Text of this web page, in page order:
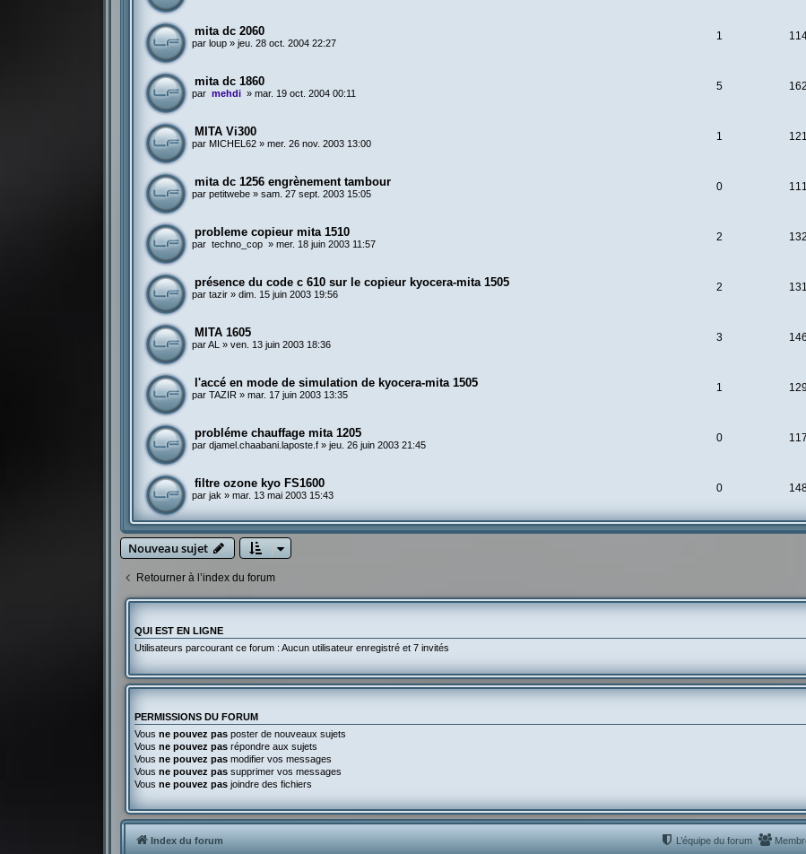
mita dc 2060
par loup »jeu. 28 oct. 2004 22:27
1
mita dc 1860
par mehdi »mar. 19 oct. 2004 00:11
5
MITA Vi300
par MICHEL62 »mer. 26 nov. 2003 13:00
1
mita dc 1256 engrènement tambour
parpetitwebe »sam. 27 sept. 2003 15:05
0
probleme copieur mita 1510
par techno_cop »mer. 18 juin 2003 11:57
2
présence du code c 610 sur le copieur kyocera-mita 1505
partazir »dim. 15 juin 2003 19:56
2
MITA 1605
parAL »ven. 13 juin 2003 18:36
3
l'accé en mode de simulation de kyocera-mita 1505
parTAZIR »mar. 17 juin 2003 13:35
1
probléme chauffage mita 1205
pardjamel.chaabani.laposte.f »jeu. 26 juin 2003 21:45
0
filtre ozone kyo FS1600
parjak »mar. 13 mai 2003 15:43
0
Nouveau sujet
Retourner à l’index du forum
QUI EST EN LIGNE
Utilisateurs parcourant ce forum : Aucun utilisateur enregistré et 7 invités
PERMISSIONS DU FORUM
Vousne pouvez pas poster de nouveaux sujets
Vousne pouvez pas répondre aux sujets
Vousne pouvez pas modifier vos messages
Vousne pouvez pas supprimer vos messages
Vousne pouvez pas joindre des fichiers
Index du forum L’équipe du forum